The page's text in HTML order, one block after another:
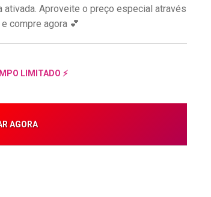
Aproveite o preço especial através
compre agora 💕
LIMITADO ⚡
AGORA